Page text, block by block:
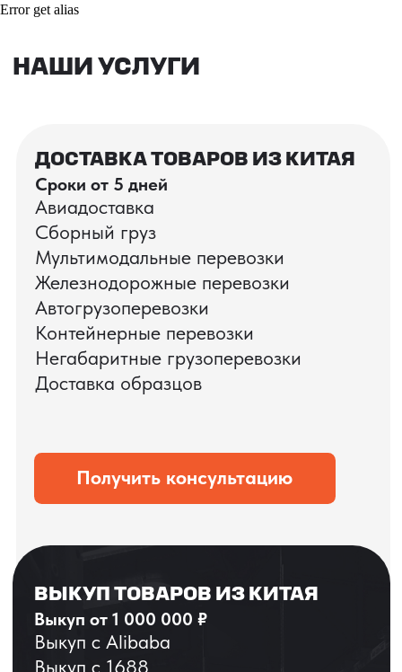
Error get alias
проверок товаров, работы склада,
смотрите в нашем Telegram-канале
ДО ОПЛАТЫ?
ОСТАВЬТЕ ЗАЯВКУ
Мы вернёмся с расчётом и фото после